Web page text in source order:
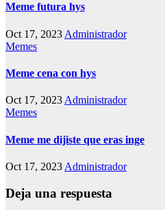
Meme futura hys
Oct 17, 2023 Administrador
Memes
Meme cena con hys
Oct 17, 2023 Administrador
Memes
Meme me dijiste que eras inge
Oct 17, 2023 Administrador
Deja una respuesta